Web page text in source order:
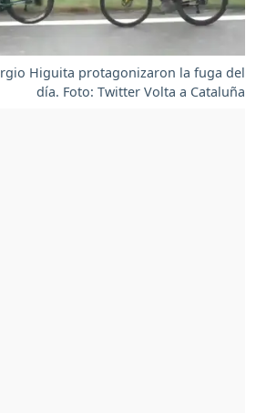
Higuita protagonizaron la fuga del
día. Foto: Twitter Volta a Cataluña